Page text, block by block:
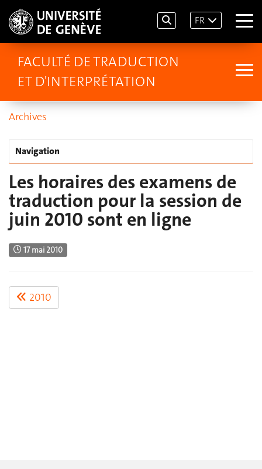
FR
FACULTÉ DE TRADUCTION
ET D'INTERPRÉTATION
Archives
Navigation
Les horaires des examens de
traduction pour la session de
juin 2010 sont en ligne
17 mai 2010
2010